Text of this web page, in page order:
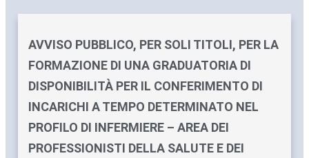
AVVISO PUBBLICO, PER SOLI TITOLI, PER LA
FORMAZIONE DI UNA GRADUATORIA DI
DISPONIBILITÀ PER IL CONFERIMENTO DI
INCARICHI A TEMPO DETERMINATO NEL
PROFILO DI INFERMIERE – AREA DEI
PROFESSIONISTI DELLA SALUTE E DEI